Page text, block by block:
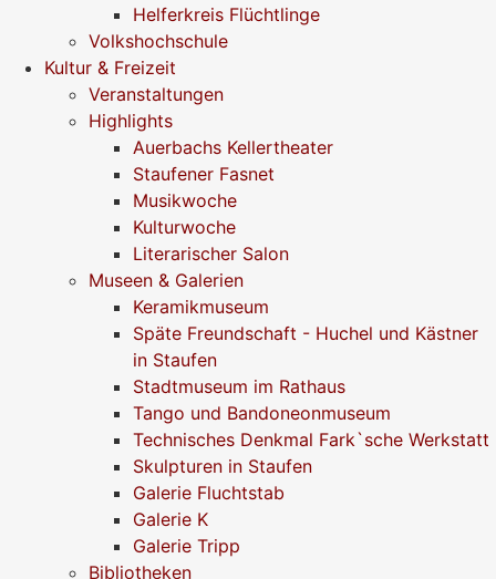
Helferkreis Flüchtlinge
Volkshochschule
Kultur & Freizeit
Veranstaltungen
Highlights
Auerbachs Kellertheater
Staufener Fasnet
Musikwoche
Kulturwoche
Literarischer Salon
Museen & Galerien
Keramikmuseum
Späte Freundschaft - Huchel und Kästner
in Staufen
Stadtmuseum im Rathaus
Tango und Bandoneonmuseum
Technisches Denkmal Fark`sche Werkstatt
Skulpturen in Staufen
Galerie Fluchtstab
Galerie K
Galerie Tripp
Bibliotheken